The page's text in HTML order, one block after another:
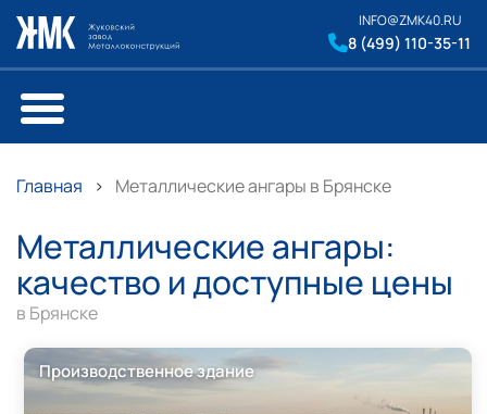
INFO@ZMK40.RU
8 (499) 110-35-11
Главная Металлические ангары в Брянске
Металлические ангары:
качество и доступные цены
в Брянске
Производственное здание